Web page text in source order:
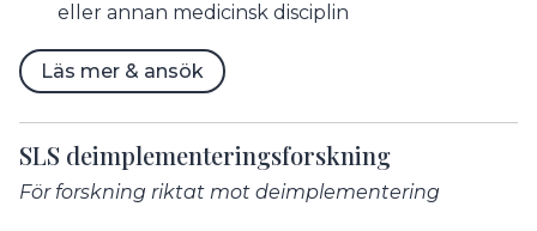
eller annan medicinsk disciplin
Läs mer & ansök
SLS deimplementeringsforskning
För forskning riktat mot deimplementering